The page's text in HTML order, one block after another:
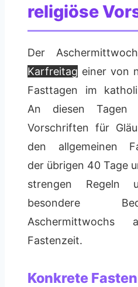
religiöse
Der
Karfreitag einer von
Fasttagen im
An diesen Tagen
Vorschriften für
den allgemeinen
der übrigen 40 Tage
strengen Regeln
besondere
Fastenzeit.
Konkrete